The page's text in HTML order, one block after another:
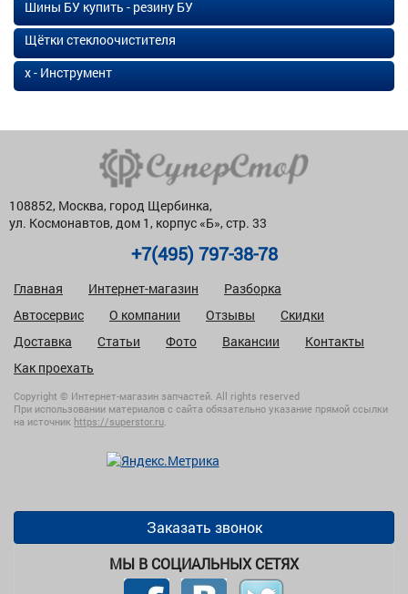
Шины БУ купить - резину БУ
Щётки стеклоочистителя
х - Инструмент
108852, Москва, город Щербинка,
ул. Космонавтов, дом 1, корпус «Б», стр. 33
+7(495) 797-38-78
Главная Интернет-магазин
Разборка
Автосервис
О компании Отзывы
Скидки
Доставка
Статьи Фото Вакансии
Контакты
Как проехать
Copyright © Интернет-магазин запчастей. All rights reserved
При использовании материалов с сайта обязательно указание прямой ссылки
на источник https://superstor.ru.
Заказать звонок
МЫ В СОЦИАЛЬНЫХ СЕТЯХ